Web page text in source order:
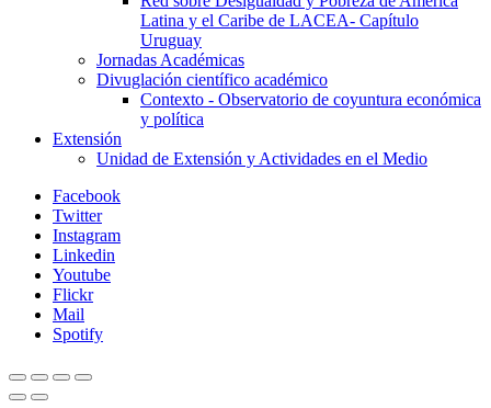
Latina y el Caribe de LACEA- Capítulo
Uruguay
Jornadas Académicas
Divuglación científico académico
Contexto - Observatorio de coyuntura económica
y política
Extensión
Unidad de Extensión y Actividades en el Medio
Facebook
Twitter
Instagram
Linkedin
Youtube
Flickr
Mail
Spotify